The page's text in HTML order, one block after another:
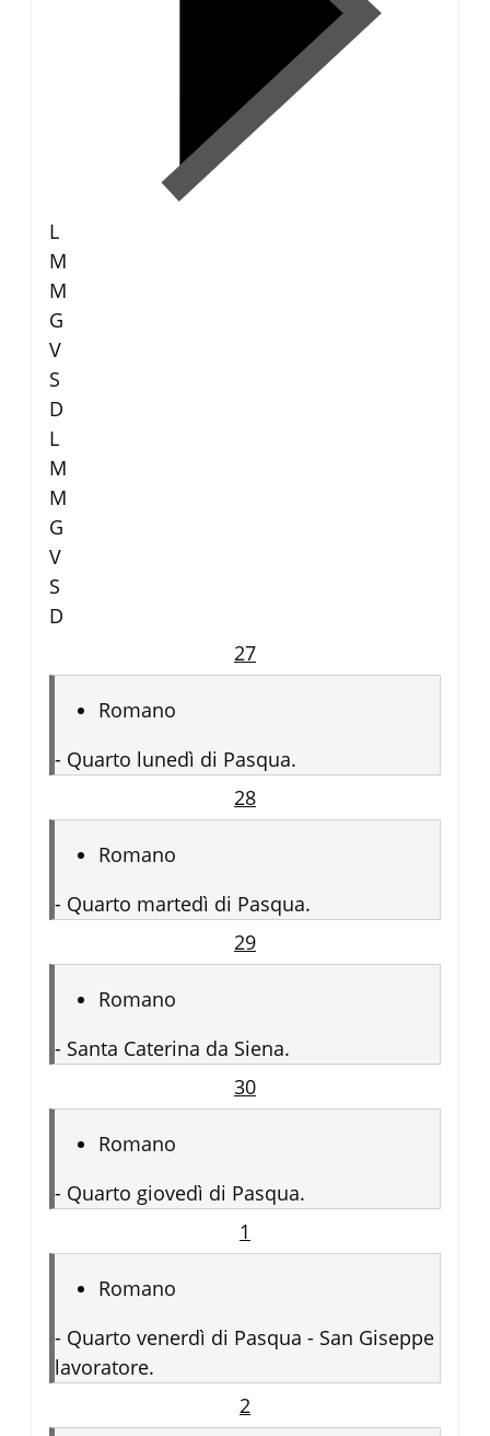
L
M
M
G
V
S
D
L
M
M
G
V
S
D
27
Romano
- Quarto lunedì di Pasqua.
28
Romano
- Quarto martedì di Pasqua.
29
Romano
- Santa Caterina da Siena.
30
Romano
- Quarto giovedì di Pasqua.
1
Romano
- Quarto venerdì di Pasqua - San Giseppe
lavoratore.
2